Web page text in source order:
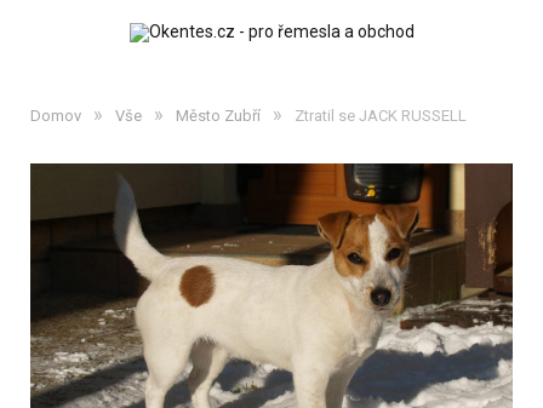
Domov » Vše » Město Zubří » Ztratil se JACK RUSSELL